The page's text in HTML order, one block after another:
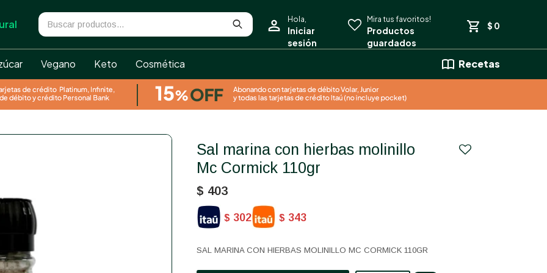
Vegano Keto Cosmética Recetas
$ 0
Sal marina con hierbas molinillo
Mc Cormick 110gr
$ 403
$ 302 $ 343
SAL MARINA CON HIERBAS MOLINILLO MC CORMICK 110GR